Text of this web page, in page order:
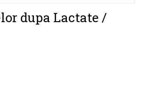
dupa Lactate /